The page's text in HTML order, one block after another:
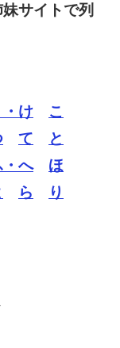
サイトで列
・け
こ
て
と
・へ
ほ
ら
り